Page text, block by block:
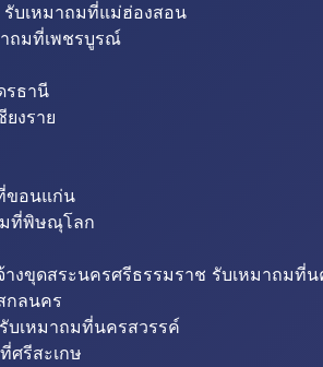
บเหมาถมที่แม่ฮ่องสอน
ถมที่เพชรบูรณ์
รธานี
ยงราย
ขอนแก่น
มที่พิษณุโลก
งขุดสระนครศรีธรรมราช รับเหมาถมที่
กลนคร
บเหมาถมที่นครสวรรค์
ศรีสะเกษ